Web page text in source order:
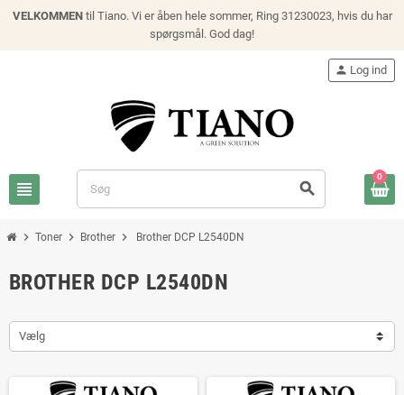
VELKOMMENtil Tiano. Vi er åben hele sommer, Ring 31230023, hvis du har
spørgsmål. God dag!
view_headline search
person Log ind
0
chevron_right Toner chevron_right Brother chevron_right Brother DCP L2540DN
BROTHER DCP L2540DN
Vælg